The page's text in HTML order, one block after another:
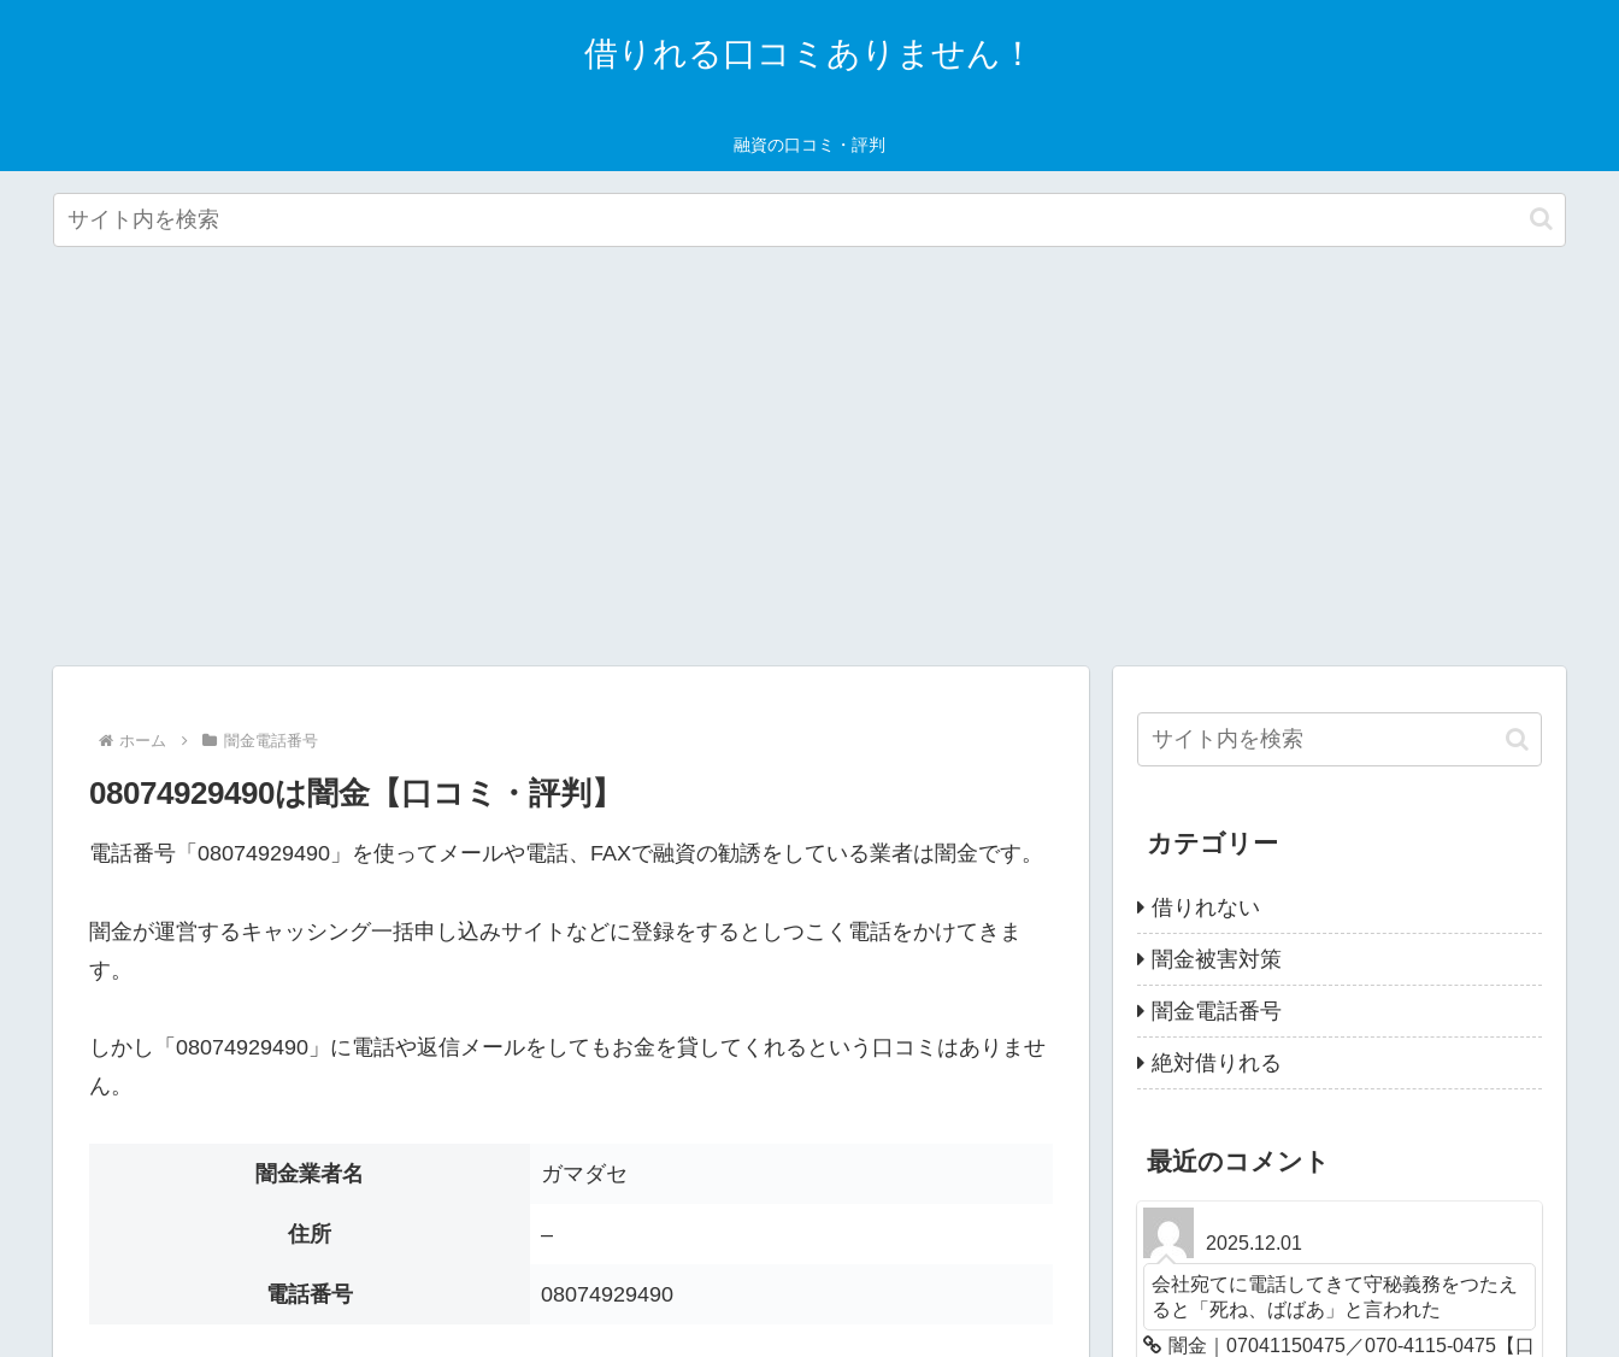
借りれる口コミありません！
融資の口コミ・評判
ホーム 闇金電話番号
08074929490は闇金【口コミ・評判】
電話番号「08074929490」を使ってメールや電話、FAXで融資の勧誘をしている業者は闇金です。
闇金が運営するキャッシング一括申し込みサイトなどに登録をするとしつこく電話をかけてきま
す。
しかし「08074929490」に電話や返信メールをしてもお金を貸してくれるという口コミはありませ
ん。
闇金業者名 ガマダセ
住所 –
電話番号 08074929490
カテゴリー
借りれない
闇金被害対策
闇金電話番号
絶対借りれる
最近のコメント
2025.12.01
会社宛てに電話してきて守秘義務をつたえ
ると「死ね、ばばあ」と言われた
闇金｜07041150475／070-4115-0475【口